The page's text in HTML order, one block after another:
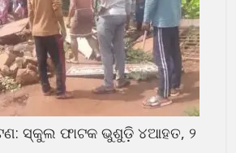
ସ୍କୁଲ ଫାଟକ ଭୁଶୁଡ଼ି ୪ଆହତ, ୨